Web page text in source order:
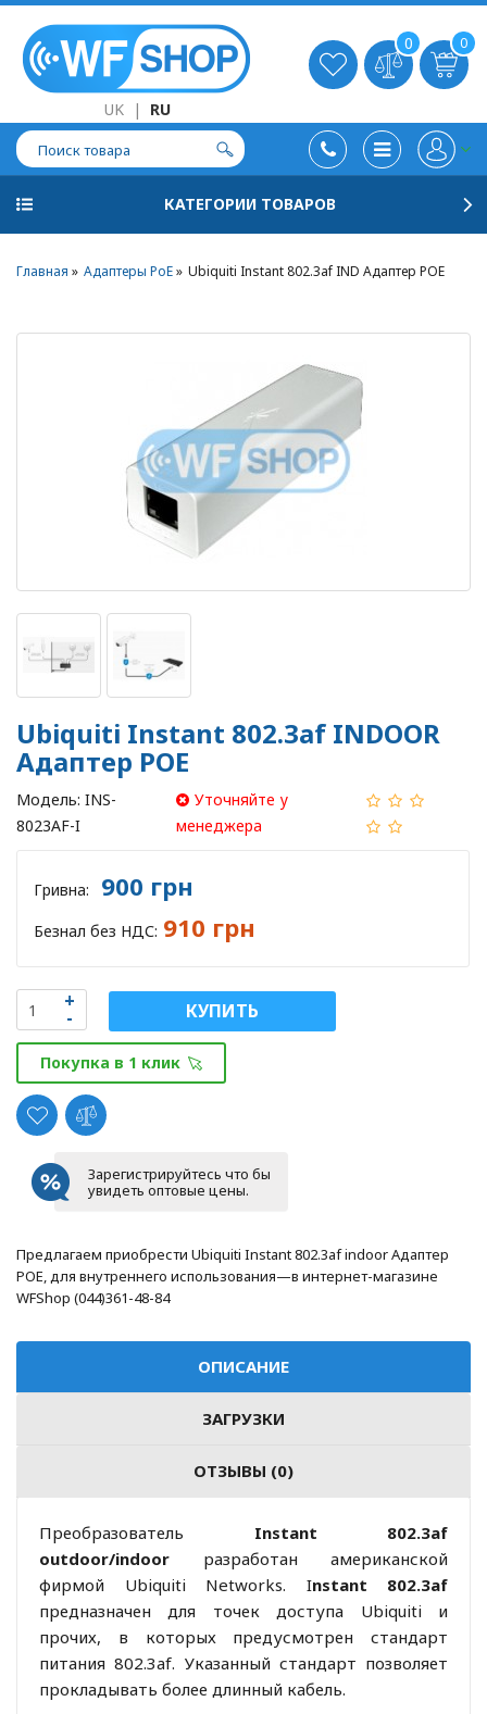
UK | RU
0 0
КАТЕГОРИИ ТОВАРОВ
Главная Адаптеры PoE Ubiquiti Instant 802.3af IND Адаптер POE
Ubiquiti Instant 802.3af INDOOR
Адаптер POE
Модель: INS-
8023AF-I
Уточняйте у
менеджера
Гривна: 900 грн
Безнал без НДС: 910 грн
КУПИТЬ
Покупка в 1 клик
Зарегистрируйтесь что бы
увидеть оптовые цены.
Предлагаем приобрести Ubiquiti Instant 802.3af indoor Адаптер
POE, для внутреннего использования—в интернет-магазине
WFShop (044)361-48-84
ОПИСАНИЕ
ЗАГРУЗКИ
ОТЗЫВЫ (0)
Преобразователь Instant 802.3af
outdoor/indoor разработан американской
фирмой Ubiquiti Networks. Instant 802.3af
предназначен для точек доступа Ubiquiti и
прочих, в которых предусмотрен стандарт
питания 802.3af. Указанный стандарт позволяет
прокладывать более длинный кабель.